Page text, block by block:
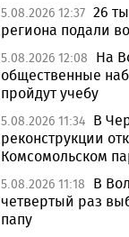
5.08.2026 12:37 26
региона подали
5.08.2026 12:08
На
общественные
пройдут учебу
5.08.2026 11:34 В
реконструкции
Комсомольском
5.08.2026 11:18
В
четвертый раз
папу